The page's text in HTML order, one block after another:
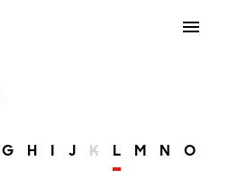
G H I J K L M N O